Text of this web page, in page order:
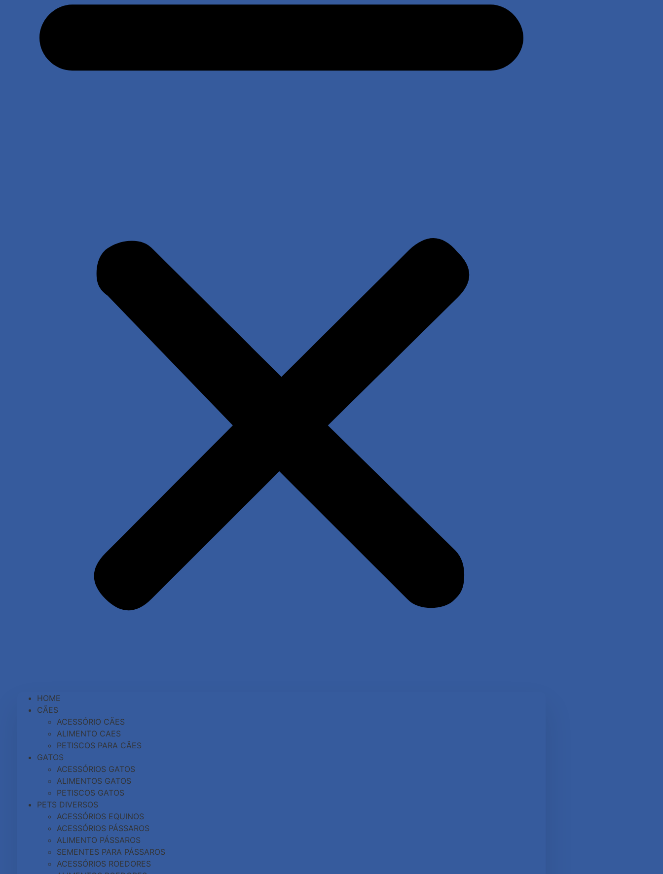
HOME
CÃES
ACESSÓRIO CÃES
ALIMENTO CAES
PETISCOS PARA CÃES
GATOS
ACESSÓRIOS GATOS
ALIMENTOS GATOS
PETISCOS GATOS
PETS DIVERSOS
ACESSÓRIOS EQUINOS
ACESSÓRIOS PÁSSAROS
ALIMENTO PÁSSAROS
SEMENTES PARA PÁSSAROS
ACESSÓRIOS ROEDORES